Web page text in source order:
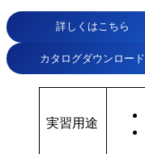
詳しくはこちら
カタログダウンロード
実習用途